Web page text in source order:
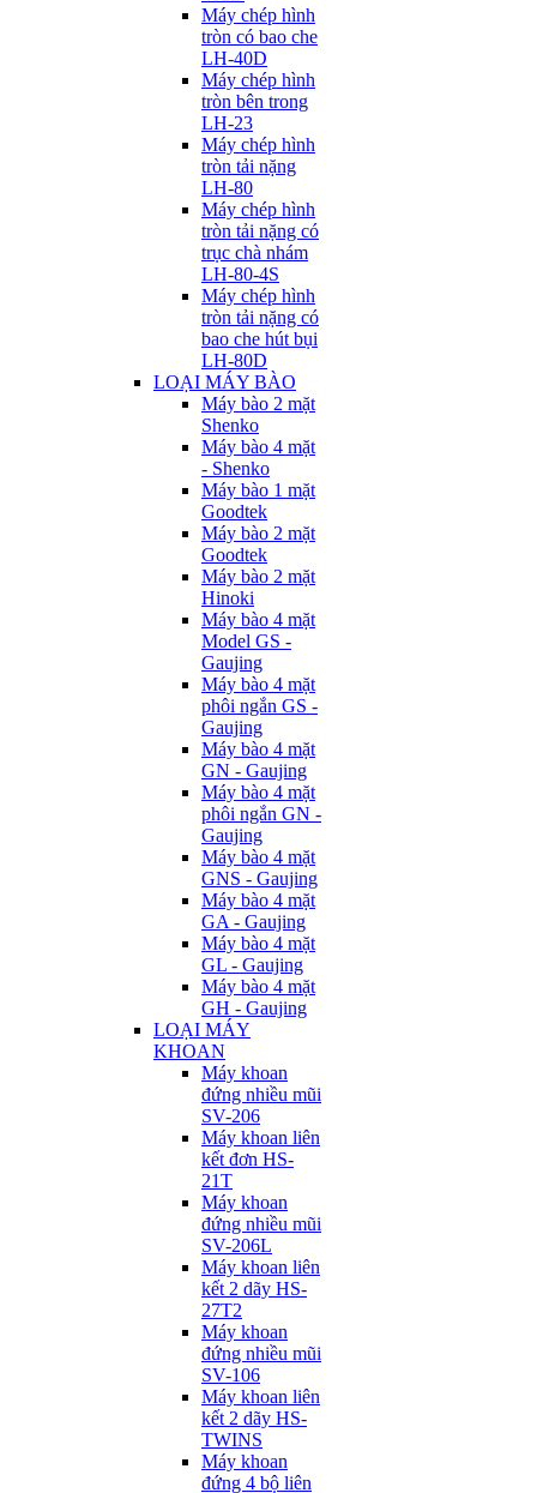
Máy chép hình
tròn có bao che
LH-40D
Máy chép hình
tròn bên trong
LH-23
Máy chép hình
tròn tải nặng
LH-80
Máy chép hình
tròn tải nặng có
trục chà nhám
LH-80-4S
Máy chép hình
tròn tải nặng có
bao che hút bụi
LH-80D
LOẠI MÁY BÀO
Máy bào 2 mặt
Shenko
Máy bào 4 mặt
- Shenko
Máy bào 1 mặt
Goodtek
Máy bào 2 mặt
Goodtek
Máy bào 2 mặt
Hinoki
Máy bào 4 mặt
Model GS -
Gaujing
Máy bào 4 mặt
phôi ngắn GS -
Gaujing
Máy bào 4 mặt
GN - Gaujing
Máy bào 4 mặt
phôi ngắn GN -
Gaujing
Máy bào 4 mặt
GNS - Gaujing
Máy bào 4 mặt
GA - Gaujing
Máy bào 4 mặt
GL - Gaujing
Máy bào 4 mặt
GH - Gaujing
LOẠI MÁY
KHOAN
Máy khoan
đứng nhiều mũi
SV-206
Máy khoan liên
kết đơn HS-
21T
Máy khoan
đứng nhiều mũi
SV-206L
Máy khoan liên
kết 2 dãy HS-
27T2
Máy khoan
đứng nhiều mũi
SV-106
Máy khoan liên
kết 2 dãy HS-
TWINS
Máy khoan
đứng 4 bộ liên